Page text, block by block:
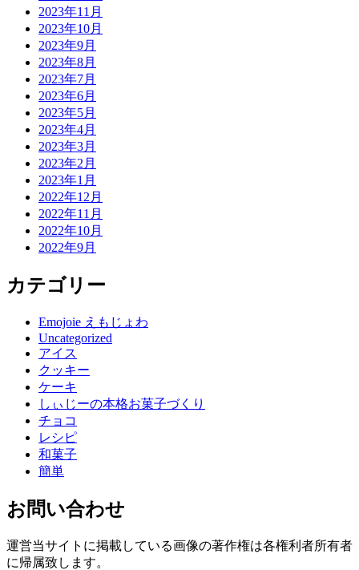
2023年11月
2023年10月
2023年9月
2023年8月
2023年7月
2023年6月
2023年5月
2023年4月
2023年3月
2023年2月
2023年1月
2022年12月
2022年11月
2022年10月
2022年9月
カテゴリー
Emojoie えもじょわ
Uncategorized
アイス
クッキー
ケーキ
しぃじーの本格お菓子づくり
チョコ
レシピ
和菓子
簡単
お問い合わせ
運営当サイトに掲載している画像の著作権は各権利者所有者
に帰属致します。